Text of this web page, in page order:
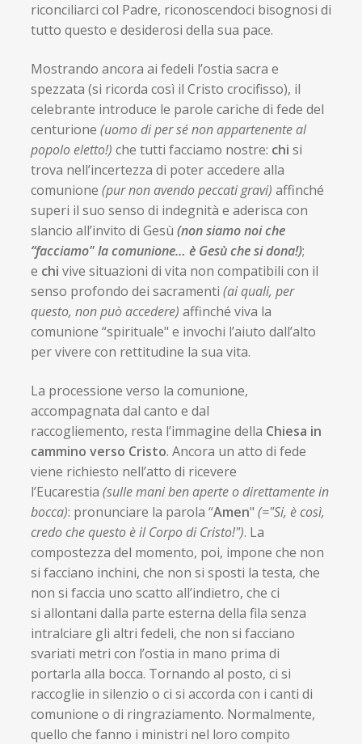
riconciliarci col Padre, riconoscendoci bisognosi di
tutto questo e desiderosi della sua pace.
Mostrando ancora ai fedeli l’ostia sacra e
spezzata (si ricorda così il Cristo crocifisso), il
celebrante introduce le parole cariche di fede del
centurione (uomodi per sé non appartenente al
popolo eletto!) che tutti facciamo nostre: chi si
trova nell’incertezza di poter accedere alla
comunione (pur non avendo peccati gravi) affinché
superi il suo senso di indegnità e aderisca con
slancio all’invito di Gesù (non siamo noi che
“facciamo" la comunione… è Gesù che si dona!);
e chi vive situazioni di vita non compatibili con il
senso profondo dei sacramenti (ai quali, per
questo, non può accedere) affinché viva la
comunione “spirituale" e invochi l’aiuto dall’alto
per vivere con rettitudine la sua vita.
La processione verso la comunione,
accompagnata dal canto e dal
raccogliemento, resta l’immagine della Chiesa in
cammino verso Cristo. Ancora un atto di fede
viene richiesto nell’atto di ricevere
l’Eucarestia (sulle mani ben aperte o direttamente in
bocca): pronunciare la parola “Amen" (="Si, è così,
credo che questo è il Corpo di Cristo!"). La
compostezza del momento, poi, impone che non
si facciano inchini, che non si sposti la testa, che
non si faccia uno scatto all’indietro, che ci
si allontani dalla parte esterna della fila senza
intralciare gli altri fedeli, che non si facciano
svariati metri con l’ostia in mano prima di
portarla alla bocca. Tornando al posto, ci si
raccoglie in silenzio o ci si accorda con i canti di
comunione o di ringraziamento. Normalmente,
quello che fanno i ministri nel loro compito